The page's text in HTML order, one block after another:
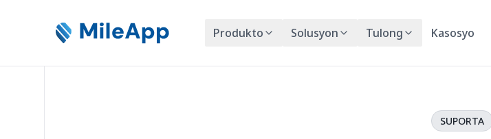
Produkto Solusyon Tulong Kasosyo
SUPORTA